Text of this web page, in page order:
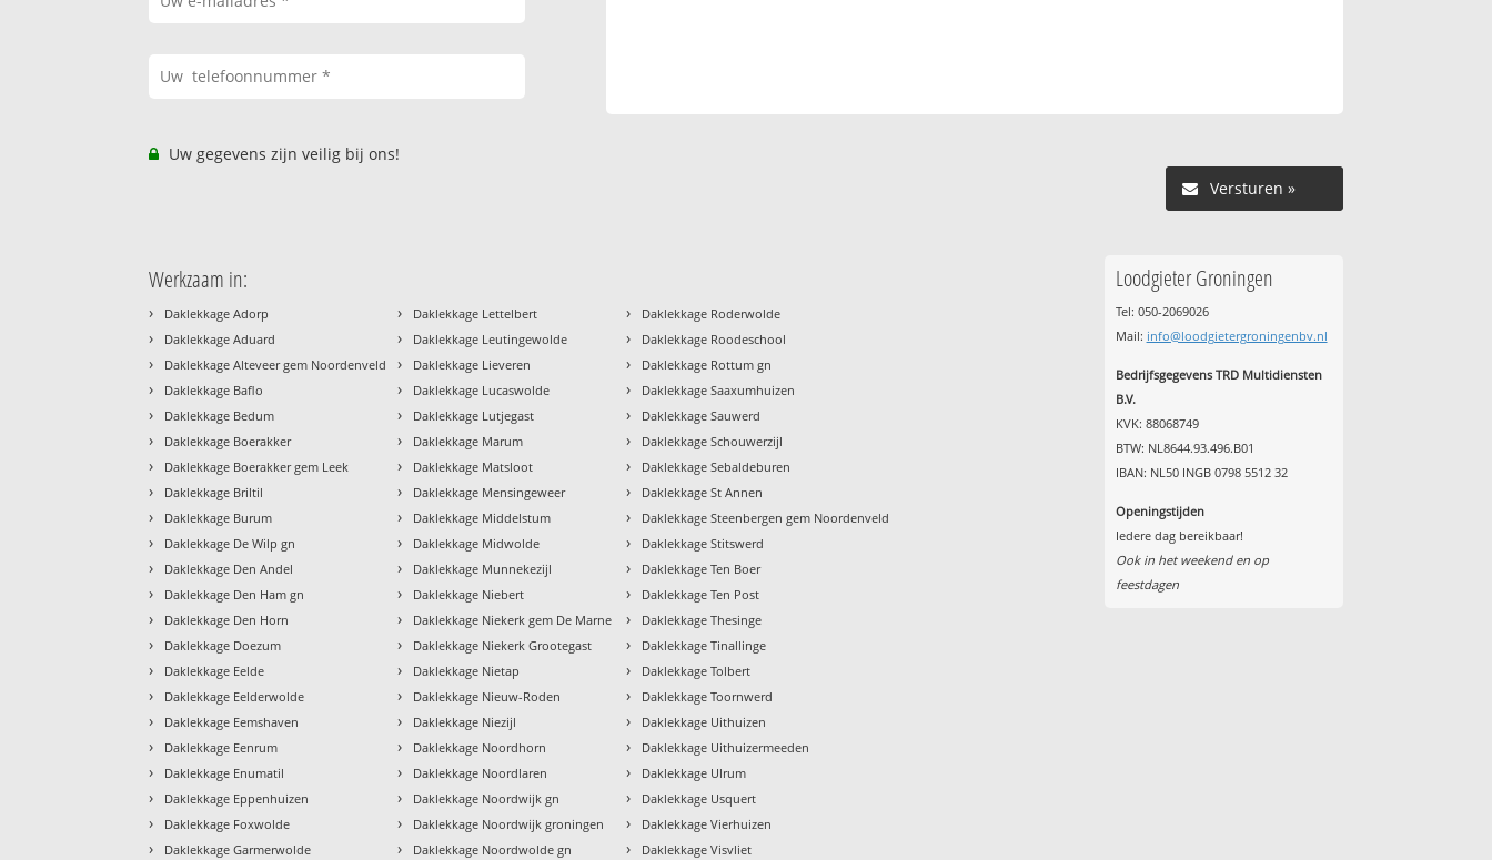
Uw gegevens zijn veilig bij ons!
Versturen »
Werkzaam in:
› Daklekkage Adorp
› Daklekkage Aduard
› Daklekkage Alteveer gem Noordenveld
› Daklekkage Baflo
› Daklekkage Bedum
› Daklekkage Boerakker
› Daklekkage Boerakker gem Leek
› Daklekkage Briltil
› Daklekkage Burum
› Daklekkage De Wilp gn
› Daklekkage Den Andel
› Daklekkage Den Ham gn
› Daklekkage Den Horn
› Daklekkage Doezum
› Daklekkage Eelde
› Daklekkage Eelderwolde
› Daklekkage Eemshaven
› Daklekkage Eenrum
› Daklekkage Enumatil
› Daklekkage Eppenhuizen
› Daklekkage Foxwolde
› Daklekkage Garmerwolde
› Daklekkage Lettelbert
› Daklekkage Leutingewolde
› Daklekkage Lieveren
› Daklekkage Lucaswolde
› Daklekkage Lutjegast
› Daklekkage Marum
› Daklekkage Matsloot
› Daklekkage Mensingeweer
› Daklekkage Middelstum
› Daklekkage Midwolde
› Daklekkage Munnekezijl
› Daklekkage Niebert
› Daklekkage Niekerk gem De Marne
› Daklekkage Niekerk Grootegast
› Daklekkage Nietap
› Daklekkage Nieuw-Roden
› Daklekkage Niezijl
› Daklekkage Noordhorn
› Daklekkage Noordlaren
› Daklekkage Noordwijk gn
› Daklekkage Noordwijk groningen
› Daklekkage Noordwolde gn
› Daklekkage Roderwolde
› Daklekkage Roodeschool
› Daklekkage Rottum gn
› Daklekkage Saaxumhuizen
› Daklekkage Sauwerd
› Daklekkage Schouwerzijl
› Daklekkage Sebaldeburen
› Daklekkage St Annen
› Daklekkage Steenbergen gem Noordenveld
› Daklekkage Stitswerd
› Daklekkage Ten Boer
› Daklekkage Ten Post
› Daklekkage Thesinge
› Daklekkage Tinallinge
› Daklekkage Tolbert
› Daklekkage Toornwerd
› Daklekkage Uithuizen
› Daklekkage Uithuizermeeden
› Daklekkage Ulrum
› Daklekkage Usquert
› Daklekkage Vierhuizen
› Daklekkage Visvliet
Loodgieter Groningen
Tel: 050-2069026
Mail: info@loodgietergroningenbv.nl
Bedrijfsgegevens TRD Multidiensten
B.V.
KVK: 88068749
BTW: NL8644.93.496.B01
IBAN: NL50 INGB 0798 5512 32
Openingstijden
Iedere dag bereikbaar!
Ook in het weekend en op
feestdagen